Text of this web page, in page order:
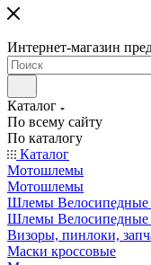
Интернет-магазин
Каталог
По всему сайту
По каталогу
Каталог
Мотошлемы
Мотошлемы
Шлемы Велосипедные
Шлемы Велосипедные
Визоры, пинлоки,
Маски кроссовые